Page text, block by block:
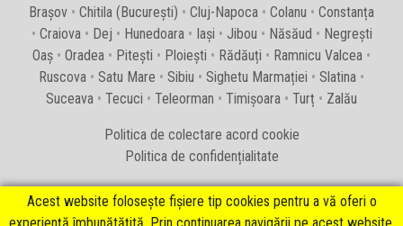
Brașov • Chitila (București) • Cluj-Napoca • Colanu • Constanța
• Craiova • Dej • Hunedoara • Iași • Jibou • Năsăud • Negrești
Oaș • Oradea • Pitești • Ploiești • Rădăuți • Ramnicu Valcea •
Ruscova • Satu Mare • Sibiu • Sighetu Marmației • Slatina •
Suceava • Tecuci • Teleorman • Timișoara • Turț • Zalău
Politica de colectare acord cookie
Politica de confidențialitate
Acest website folosește fișiere tip cookies pentru a vă oferi o